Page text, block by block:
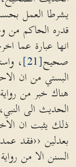
يشرطا العمل
قدره الحاكم
انها عبارة عما
صحيح[21]
،
البستي من ان
هناك خبر من
الحديث الى
ذلك يثبت ان
بعدلين ‹‹فقد
السنن الا من